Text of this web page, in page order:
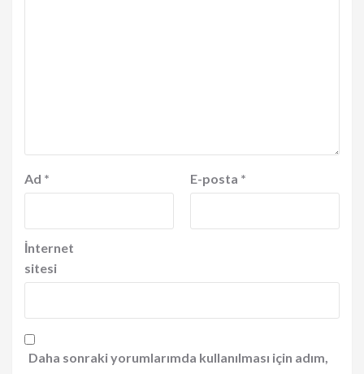
Ad * E-posta *
İnternet
sitesi
Daha sonraki yorumlarımda kullanılması için adım,